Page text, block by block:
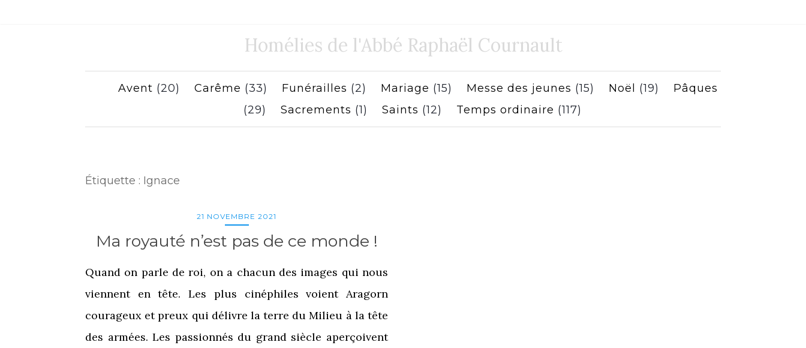
Homélies de l'Abbé Raphaël Cournault
Avent (20) Carême (33) Funérailles (2) Mariage (15) Messe des jeunes (15) Noël (19)
Pâques
(29)
Sacrements (1) Saints (12) Temps ordinaire (117)
Étiquette : Ignace
21 NOVEMBRE 2021
Ma royauté n’est pas de ce monde !
Quand on parle de roi, on a chacun des images qui nous
viennent en tête. Les plus cinéphiles voient Aragorn
courageux et preux qui délivre la terre du Milieu à la tête
des armées. Les passionnés du grand siècle aperçoivent